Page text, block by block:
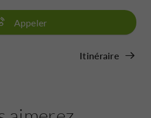
Appeler
Itinéraire